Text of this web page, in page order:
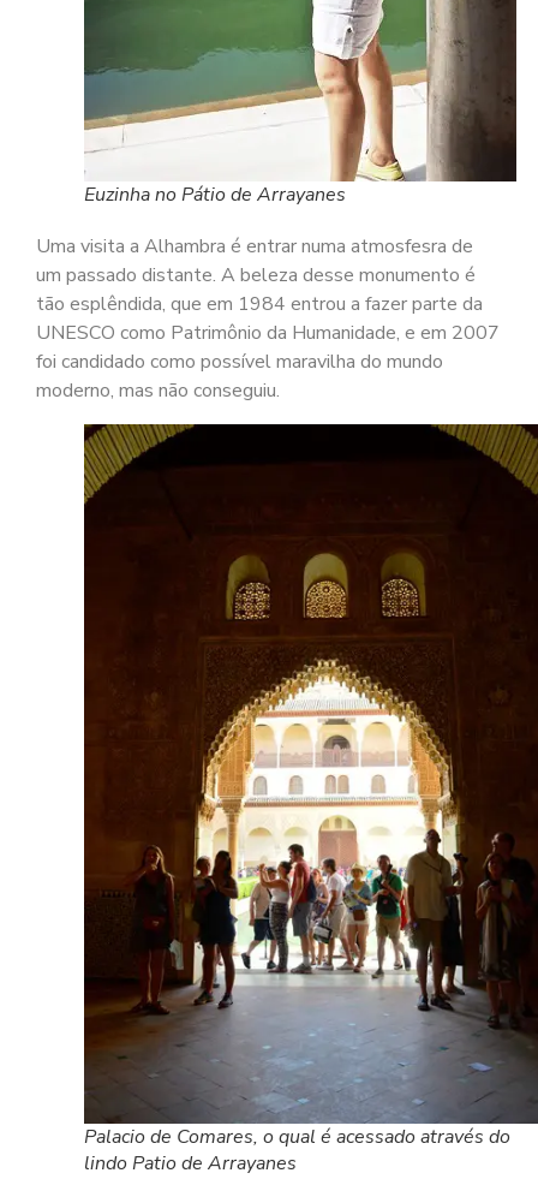
Euzinha no Pátio de Arrayanes
Uma visita a Alhambra é entrar numa atmosfesra de
um passado distante. A beleza desse monumento é
tão esplêndida, que em 1984 entrou a fazer parte da
UNESCO como Patrimônio da Humanidade, e em 2007
foi candidado como possível maravilha do mundo
moderno, mas não conseguiu.
Palacio de Comares, o qual é acessado através do
lindo Patio de Arrayanes